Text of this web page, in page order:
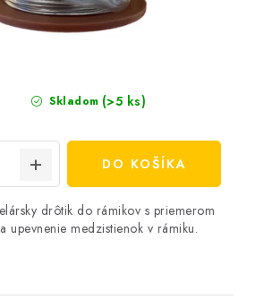
Skladom (>5 ks)
DO KOŠÍKA
drôtik do rámikov s priemerom
upevnenie medzistienok v rámiku.